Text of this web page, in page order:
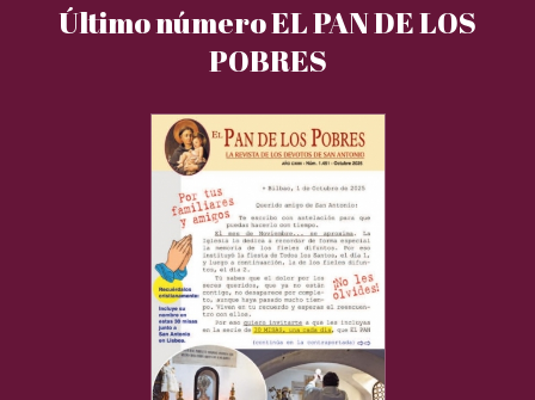
Último número EL PAN DE LOS
POBRES